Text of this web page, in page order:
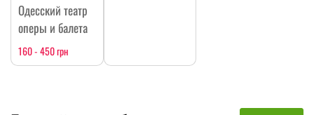
Одесский театр
оперы и балета
160 - 450 грн